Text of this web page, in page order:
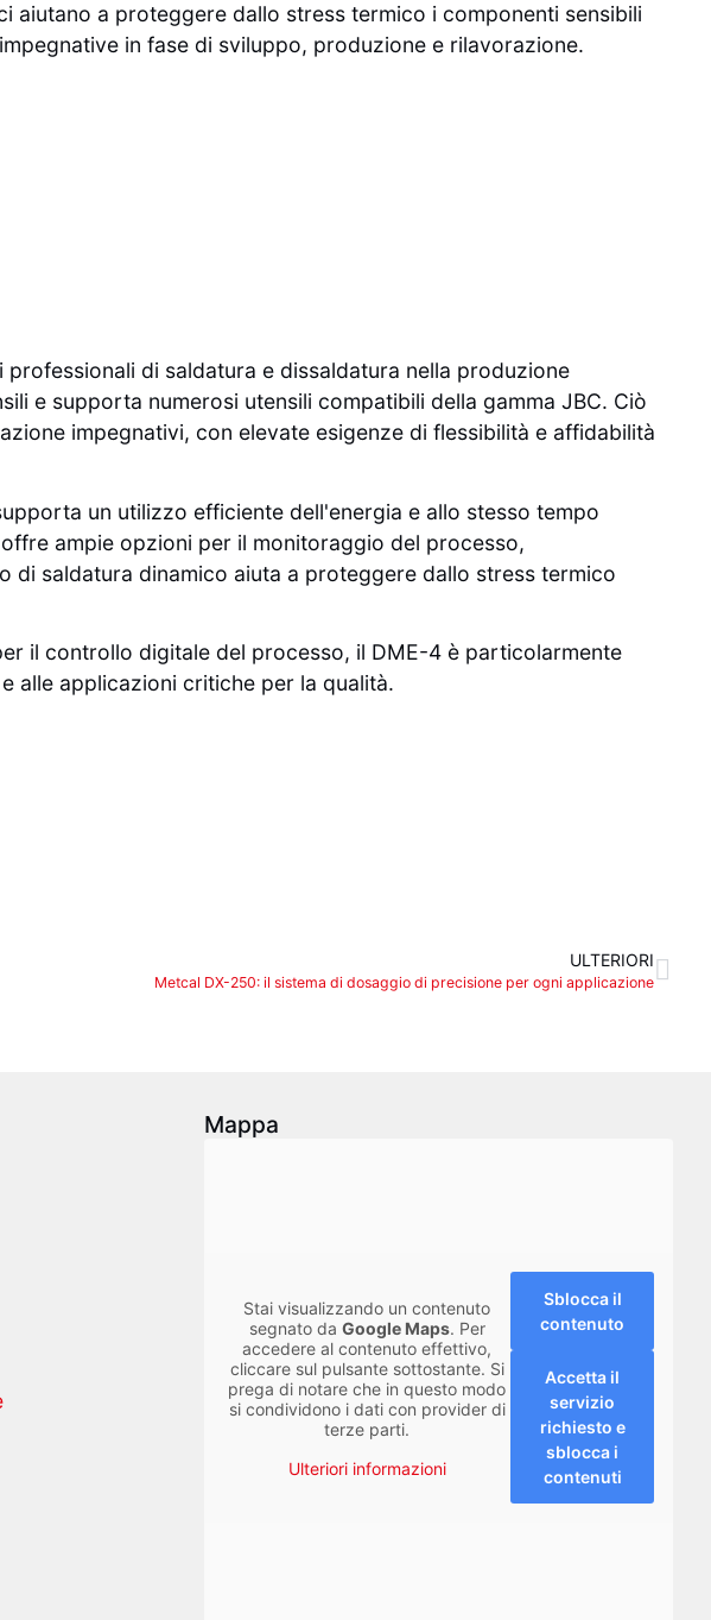
a proteggere dallo stress termico i componenti sensibili
in fase di sviluppo, produzione e rilavorazione.
di saldatura e dissaldatura nella produzione
e supporta numerosi utensili compatibili della gamma JBC. Ciò
impegnativi, con elevate esigenze di flessibilità e affidabilità
un utilizzo efficiente dell'energia e allo stesso tempo
ampie opzioni per il monitoraggio del processo,
saldatura dinamico aiuta a proteggere dallo stress termico
il controllo digitale del processo, il DME-4 è particolarmente
alle applicazioni critiche per la qualità.
ULTERIORI
Metcal DX-250: il sistema di dosaggio di precisione per ogni applicazione
Mappa
Stai visualizzando un contenuto
segnato da Google Maps. Per
accedere al contenuto effettivo,
cliccare sul pulsante sottostante. Si
prega di notare che in questo modo
si condividono i dati con provider di
terze parti.
Ulteriori informazioni
Sblocca il
contenuto
Accetta il
servizio
richiesto e
sblocca i
contenuti